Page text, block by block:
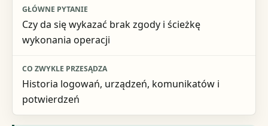
Czy da się wykazać brak zgody i ścieżkę
wykonania operacji
Historia logowań, urządzeń, komunikatów i
potwierdzeń